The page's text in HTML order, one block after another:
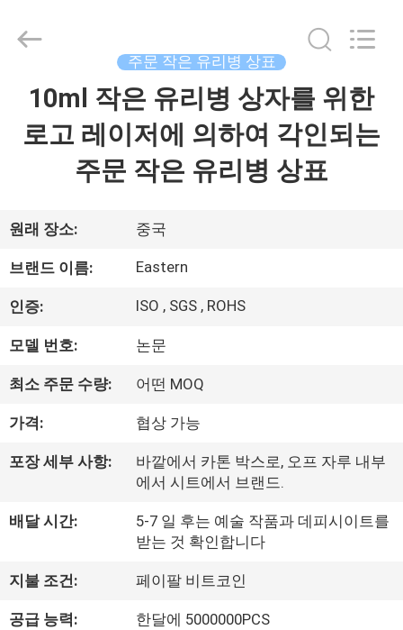
우
리
에
여
장
여
행
2017
Industry
Rights
주문 작은 유리병 상표
10ml 작은 유리병 상자를 위한
로고 레이저에 의하여 각인되는
주문 작은 유리병 상표
원래 장소: 중국
브랜드 이름: Eastern
인증: ISO , SGS , ROHS
모델 번호: 논문
최소 주문 수량: 어떤 MOQ
가격: 협상 가능
포장 세부 사항:
바깥에서 카톤 박스로, 오프 자루 내부
에서 시트에서 브랜드.
배달 시간:
5-7 일 후는 예술 작품과 데피시이트를
받는 것 확인합니다
지불 조건: 페이팔 비트코인
공급 능력: 한달에 5000000PCS